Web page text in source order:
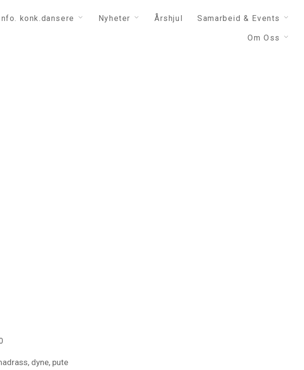
konk.dansere Nyheter Årshjul Samarbeid & Events
Om Oss
dyne, pute